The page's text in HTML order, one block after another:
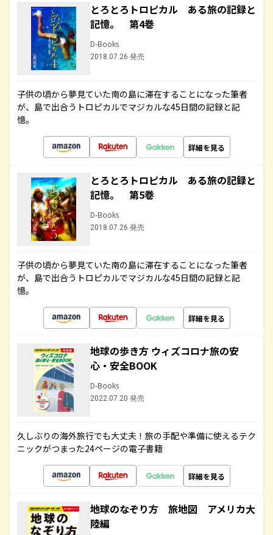
とろとろトロピカル ある旅の記録と
記憶。 第4巻
D-Books
2018.07.26 発売
子供の頃から夢見ていた南の島に滞在することになった筆者
が、島で出合うトロピカルでマジカルな45日間の記録と記
憶。
詳細を見る
とろとろトロピカル ある旅の記録と
記憶。 第5巻
D-Books
2018.07.26 発売
子供の頃から夢見ていた南の島に滞在することになった筆者
が、島で出合うトロピカルでマジカルな45日間の記録と記
憶。
詳細を見る
地球の歩き方 ウィズコロナ旅の安
心・安全BOOK
D-Books
2022.07.20 発売
久しぶりの海外旅行でも大丈夫！旅の手配や準備に使えるテク
ニックがつまった24ページの電子書籍
詳細を見る
地球のなぞり方 旅地図 アメリカ大
陸編